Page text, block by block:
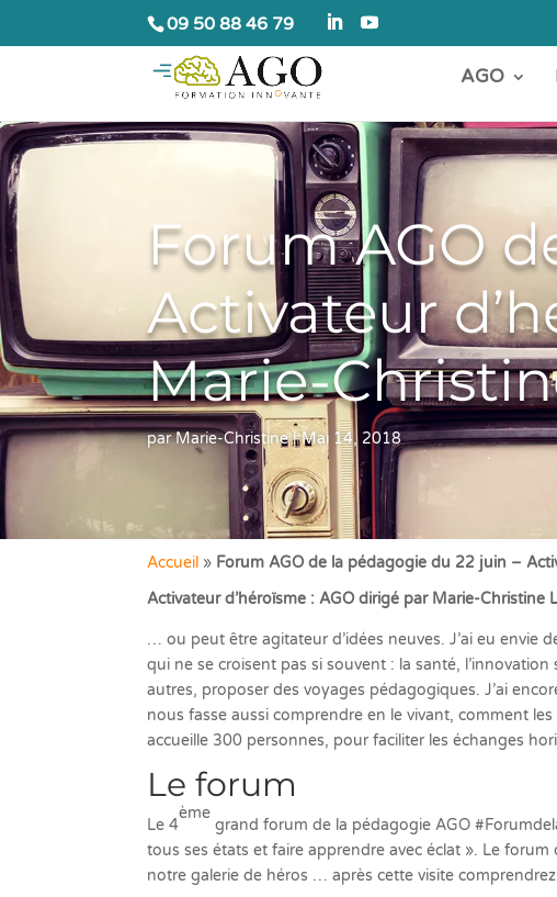
09 50 88 46 79
AGO
Forum AGO
Activateur
Marie-
parMarie-Christine|Mai 14, 2018
Accueil » Forum AGO de la pédagogie du 22 juin –
Activateur d’héroïsme : AGO dirigé par Marie-Christine
… ou peut être agitateur d’idées neuves. J’ai eu
qui ne se croisent pas si souvent : la santé,
autres, proposer des voyages pédagogiques. J’ai
nous fasse aussi comprendre en le vivant, comment
accueille 300 personnes, pour faciliter les échanges
Le forum
Le 4
ème
grand forum de la pédagogie AGO
tous ses états et faire apprendre avec éclat ». Le
notre galerie de héros … après cette visite